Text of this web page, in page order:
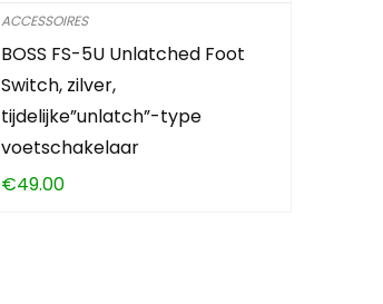
ACCESSOIRES
BOSS FS-5U Unlatched Foot
Switch, zilver,
tijdelijke”unlatch”-type
voetschakelaar
€49.00